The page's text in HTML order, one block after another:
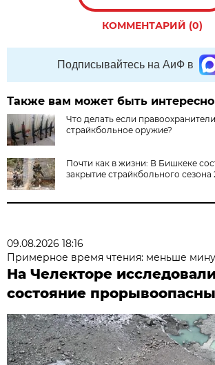
КОММЕНТАРИЙ (0)
Подписывайтесь на АиФ в
Также вам может быть интересно
Что делать если
страйкбольное оружие?
Почти как в жизни: В Бишкеке
закрытие страйкбольного сезона
09.08.2026 18:16
Примерное время чтения: меньше
На Челекторе
состояние